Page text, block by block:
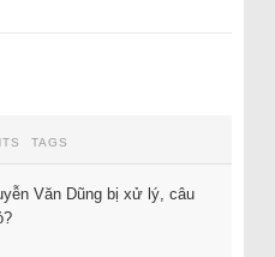
TAGS
Văn Dũng bị xử lý, câu